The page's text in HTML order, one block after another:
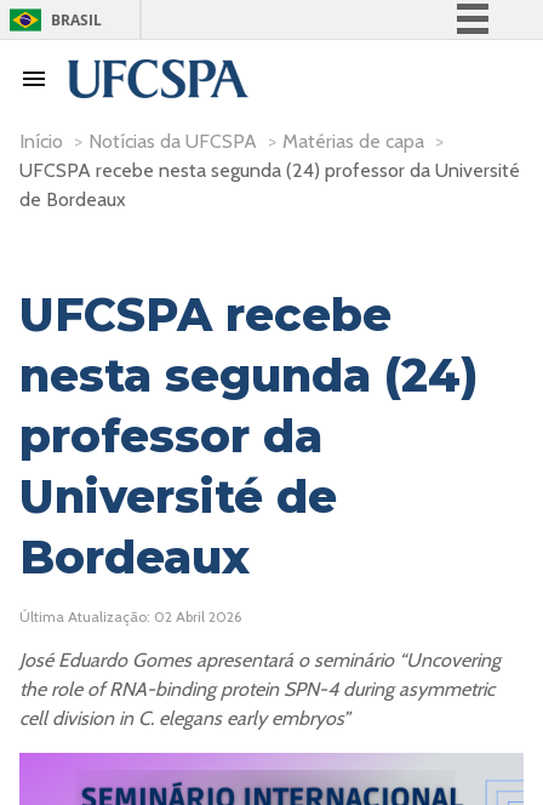
BRASIL
Participe
Acesso à informação
Início > Notícias da UFCSPA > Matérias de capa >
UFCSPA recebe nesta segunda (24) professor da Université
de Bordeaux
UFCSPA recebe
nesta segunda (24)
professor da
Université de
Bordeaux
Última Atualização: 02 Abril 2026
José Eduardo Gomes apresentará o seminário “Uncovering
the role of RNA-binding protein SPN-4 during asymmetric
cell division in C. elegans early embryos”